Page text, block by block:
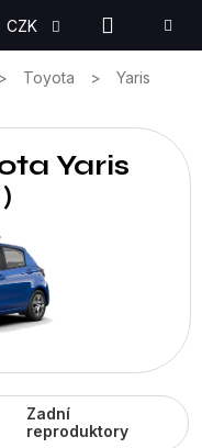
CZK
KOŠÍK
Toyota
Yaris
Yaris
Zadní
reproduktory